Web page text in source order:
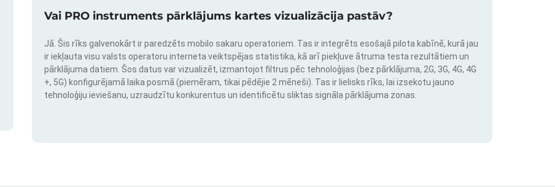
Vai PRO instruments pārklājums kartes vizualizācija pastāv?
Jā. Šis rīks galvenokārt ir paredzēts mobilo sakaru operatoriem. Tas ir integrēts esošajā pilota kabīnē, kurā jau
ir iekļauta visu valsts operatoru interneta veiktspējas statistika, kā arī piekļuve ātruma testa rezultātiem un
pārklājuma datiem. Šos datus var vizualizēt, izmantojot filtrus pēc tehnoloģijas (bez pārklājuma, 2G, 3G, 4G, 4G
+, 5G) konfigurējamā laika posmā (piemēram, tikai pēdējie 2 mēneši). Tas ir lielisks rīks, lai izsekotu jauno
tehnoloģiju ieviešanu, uzraudzītu konkurentus un identificētu sliktas signāla pārklājuma zonas.